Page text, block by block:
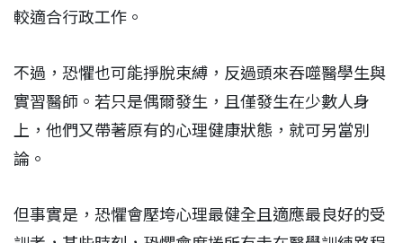
較適合行政工作。
不過，恐懼也可能掙脫束縛，反過頭來吞噬醫學生與
實習醫師。若只是偶爾發生，且僅發生在少數人身
上，他們又帶著原有的心理健康狀態，就可另當別
論。
但事實是，恐懼會壓垮心理最健全且適應最良好的受